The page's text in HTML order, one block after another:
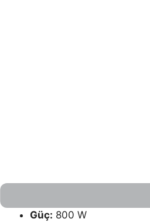
Güç: 800 W